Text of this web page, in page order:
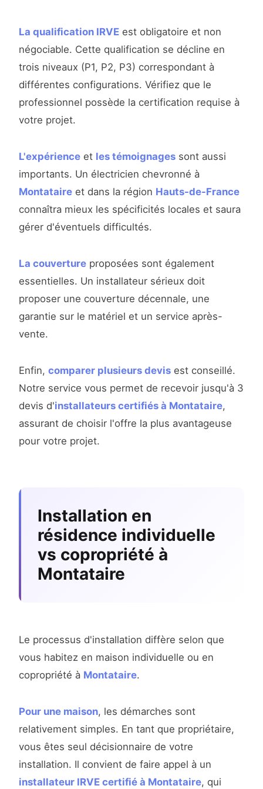
La qualification IRVE est obligatoire et non
négociable. Cette qualification se décline en
trois niveaux (P1, P2, P3) correspondant à
différentes configurations. Vérifiez que le
professionnel possède la certification requise à
votre projet.
L'expérience et les témoignages sont aussi
importants. Un électricien chevronné à
Montataire et dans la région Hauts-de-France
connaîtra mieux les spécificités locales et saura
gérer d'éventuels difficultés.
La couverture proposées sont également
essentielles. Un installateur sérieux doit
proposer une couverture décennale, une
garantie sur le matériel et un service après-
vente.
Enfin, comparer plusieurs devis est conseillé.
Notre service vous permet de recevoir jusqu'à 3
devis d'installateurs certifiés à Montataire,
assurant de choisir l'offre la plus avantageuse
pour votre projet.
Installation en
résidence individuelle
vs copropriété à
Montataire
Le processus d'installation diffère selon que
vous habitez en maison individuelle ou en
copropriété à Montataire.
Pour une maison, les démarches sont
relativement simples. En tant que propriétaire,
vous êtes seul décisionnaire de votre
installation. Il convient de faire appel à un
installateur IRVE certifié à Montataire, qui